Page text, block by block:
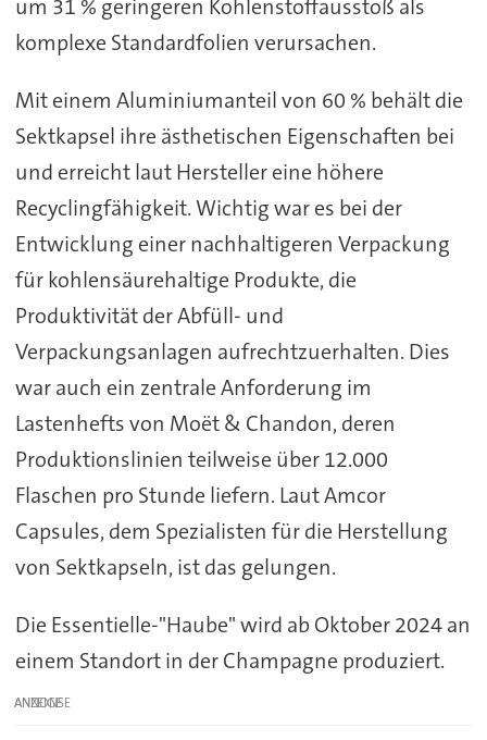
um 31 % geringeren Kohlenstoffausstoß als
komplexe Standardfolien verursachen.
Mit einem Aluminiumanteil von 60 % behält die
Sektkapsel ihre ästhetischen Eigenschaften bei
und erreicht laut Hersteller eine höhere
Recyclingfähigkeit. Wichtig war es bei der
Entwicklung einer nachhaltigeren Verpackung
für kohlensäurehaltige Produkte, die
Produktivität der Abfüll- und
Verpackungsanlagen aufrechtzuerhalten. Dies
war auch ein zentrale Anforderung im
Lastenhefts von Moët & Chandon, deren
Produktionslinien teilweise über 12.000
Flaschen pro Stunde liefern. Laut Amcor
Capsules, dem Spezialisten für die Herstellung
von Sektkapseln, ist das gelungen.
Die Essentielle-"Haube" wird ab Oktober 2024 an
einem Standort in der Champagne produziert.
ANZEIGE